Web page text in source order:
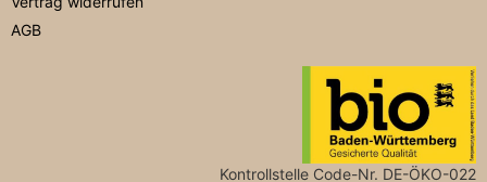
AGB
Kontrollstelle Code-Nr. DE-ÖKO-022